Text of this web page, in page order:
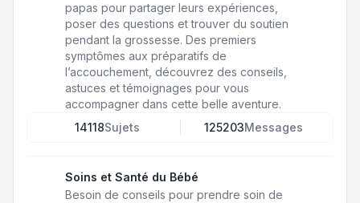
papas pour partager leurs expériences,
poser des questions et trouver du soutien
pendant la grossesse. Des premiers
symptômes aux préparatifs de
l’accouchement, découvrez des conseils,
astuces et témoignages pour vous
accompagner dans cette belle aventure.
14118Sujets 125203Messages
Soins et Santé du Bébé
Besoin de conseils pour prendre soin de